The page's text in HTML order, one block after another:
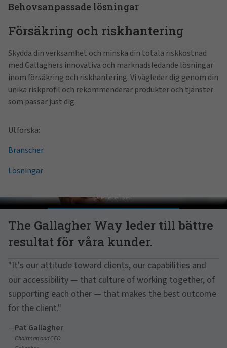
Behovsanpassade lösningar
Försäkring och riskhantering
Skydda din verksamhet och minska din totala riskkostnad
med Gallaghers innovativa och marknadsledande lösningar
inom försäkring och riskhantering. Vi vägleder dig genom din
unika riskprofil och rekommenderar produkter och tjänster
som passar just dig.
Utforska:
Branscher
Lösningar
The Gallagher Way leder till bättre
resultat för våra kunder.
"It's our attitude toward clients, our capabilities and
our accessibility — that culture of working together, of
supporting each other — that makes the best outcome
for the client."
—Pat Gallagher
Chairman and CEO
preferenser.
UPPDATERA PREFERENSER